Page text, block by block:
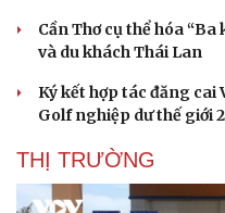
Cần Thơ cụ thể hóa
và du khách Thái Lan
Ký kết hợp tác đăng cai
Golf nghiệp dư thế giới
THỊ TRƯỜNG